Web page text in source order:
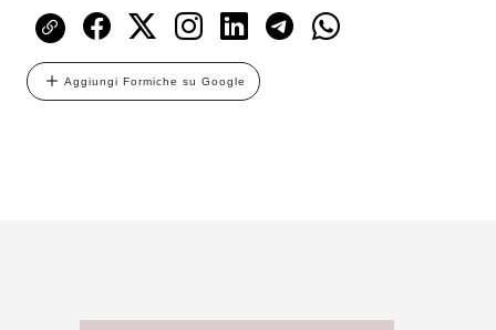
Aggiungi Formiche su Google